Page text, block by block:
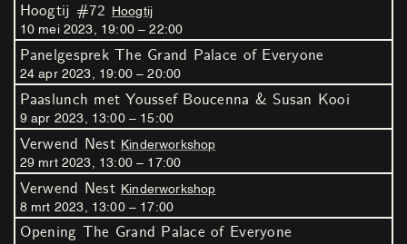
Hoogtij #72 Hoogtij
10 mei 2023 19: 00–22 :00
Panelgesprek The Grand Palace of Everyone
24 apr 2023 19: 00–20:00
Paaslunch met Youssef Boucenna & Susan Kooi
9 apr 2023 13 :00– 15 :00
Verwend Nest Kinderworkshop
29 mrt 2023 13 : 00– 17:00
Verwend Nest Kinderworkshop
8 mrt 2023 13 :00– 17 :00
Opening The Grand Palace of Everyone